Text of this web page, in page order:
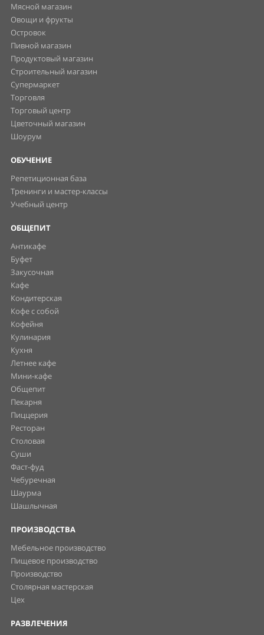
Мясной магазин
Овощи и фрукты
Островок
Пивной магазин
Продуктовый магазин
Строительный магазин
Супермаркет
Торговля
Торговый центр
Цветочный магазин
Шоурум
ОБУЧЕНИЕ
Репетиционная база
Тренинги и мастер-классы
Учебный центр
ОБЩЕПИТ
Антикафе
Буфет
Закусочная
Кафе
Кондитерская
Кофе с собой
Кофейня
Кулинария
Кухня
Летнее кафе
Мини-кафе
Общепит
Пекарня
Пиццерия
Ресторан
Столовая
Суши
Фаст-фуд
Чебуречная
Шаурма
Шашлычная
ПРОИЗВОДСТВА
Мебельное производство
Пищевое производство
Производство
Столярная мастерская
Цех
РАЗВЛЕЧЕНИЯ